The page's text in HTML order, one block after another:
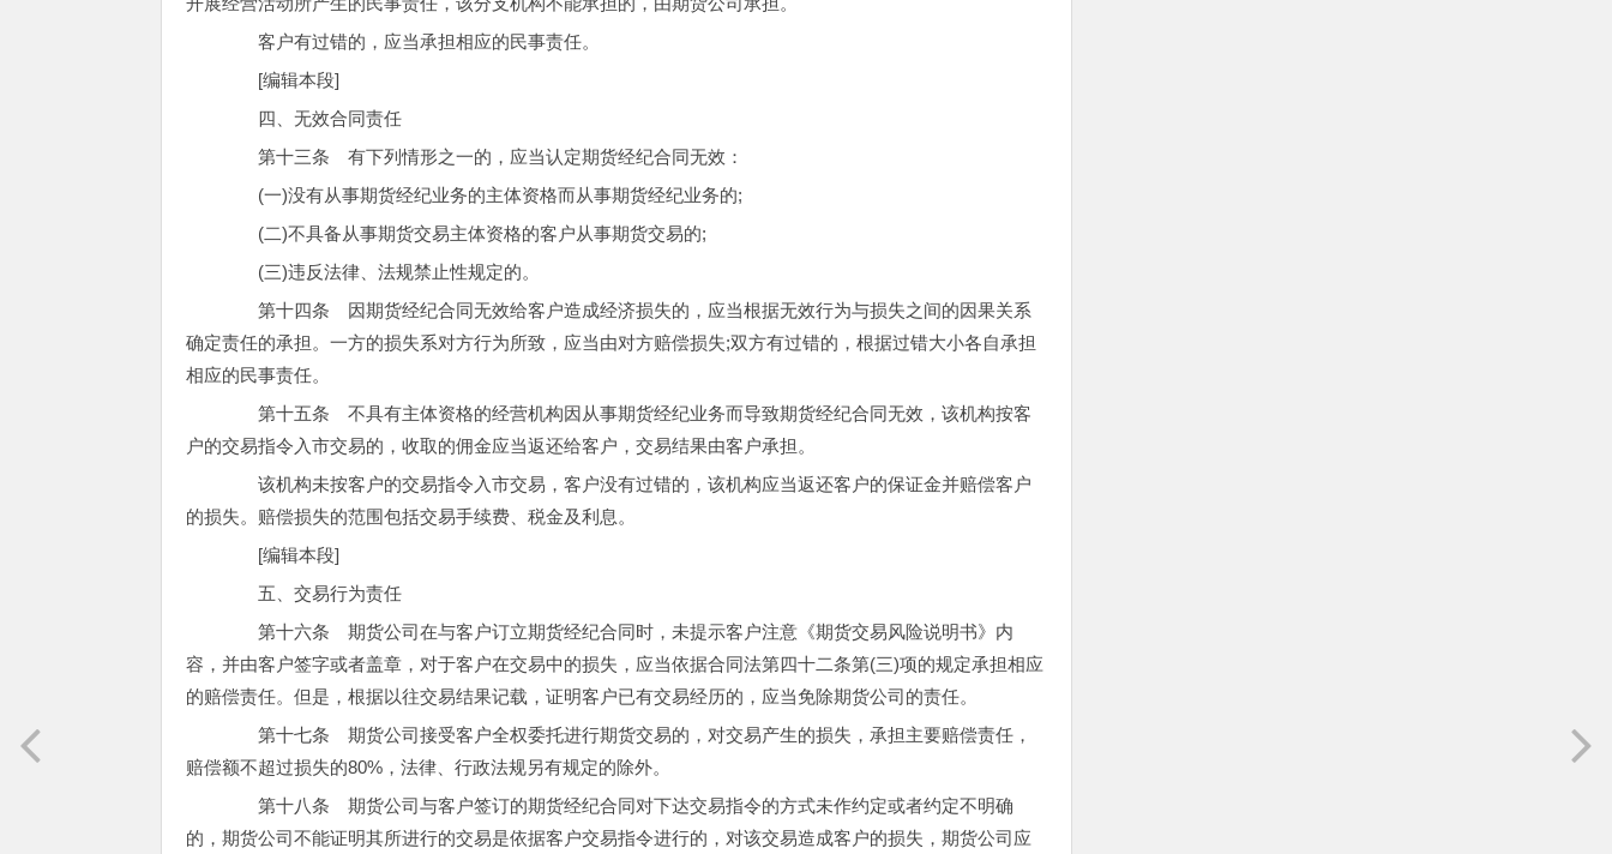
客户有过错的，应当承担相应的民事责任。
[编辑本段]
四、无效合同责任
第十三条 有下列情形之一的，应当认定期货经纪合同无效：
(一)没有从事期货经纪业务的主体资格而从事期货经纪业务的;
(二)不具备从事期货交易主体资格的客户从事期货交易的;
(三)违反法律、法规禁止性规定的。
第十四条 因期货经纪合同无效给客户造成经济损失的，应当根据无效行为与损失之间的因果关系
确定责任的承担。一方的损失系对方行为所致，应当由对方赔偿损失;双方有过错的，根据过错大小各自承担
相应的民事责任。
第十五条 不具有主体资格的经营机构因从事期货经纪业务而导致期货经纪合同无效，该机构按客
户的交易指令入市交易的，收取的佣金应当返还给客户，交易结果由客户承担。
该机构未按客户的交易指令入市交易，客户没有过错的，该机构应当返还客户的保证金并赔偿客户
的损失。赔偿损失的范围包括交易手续费、税金及利息。
[编辑本段]
五、交易行为责任
第十六条 期货公司在与客户订立期货经纪合同时，未提示客户注意《期货交易风险说明书》内
容，并由客户签字或者盖章，对于客户在交易中的损失，应当依据合同法第四十二条第(三)项的规定承担相应
的赔偿责任。但是，根据以往交易结果记载，证明客户已有交易经历的，应当免除期货公司的责任。
第十七条 期货公司接受客户全权委托进行期货交易的，对交易产生的损失，承担主要赔偿责任，
赔偿额不超过损失的80%，法律、行政法规另有规定的除外。
第十八条 期货公司与客户签订的期货经纪合同对下达交易指令的方式未作约定或者约定不明确
的，期货公司不能证明其所进行的交易是依据客户交易指令进行的，对该交易造成客户的损失，期货公司应